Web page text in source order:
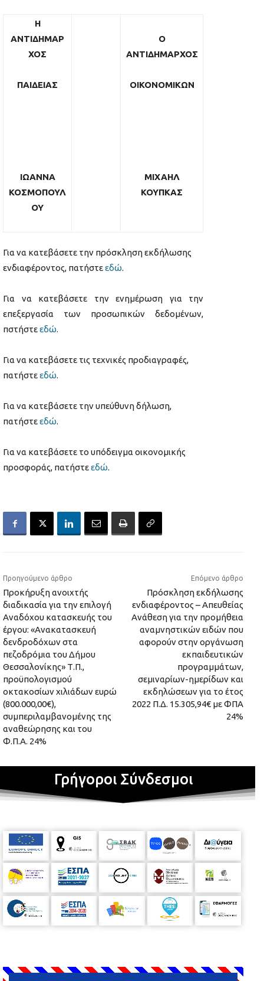
Η
ΑΝΤΙΔΗΜΑΡ
ΧΟΣ
ΠΑΙΔΕΙΑΣ
ΙΩΑΝΝΑ
ΚΟΣΜΟΠΟΥΛ
ΟΥ
Ο
ΑΝΤΙΔΗΜΑΡΧΟΣ
ΟΙΚΟΝΟΜΙΚΩΝ
ΜΙΧΑΗΛ
ΚΟΥΠΚΑΣ
Για να κατεβάσετε την πρόσκληση εκδήλωσης
ενδιαφέροντος, πατήστεεδώ.
Για να κατεβάσετε την ενημέρωση για την
επεξεργασία των προσωπικών δεδομένων,
πστήστεεδώ.
Για να κατεβάσετε τις τεχνικές προδιαγραφές,
πατήστεεδώ.
Για να κατεβάσετε την υπεύθυνη δήλωση,
πατήστεεδώ.
Για να κατεβάσετε το υπόδειγμα οικονομικής
προσφοράς, πατήστεεδώ.
Προηγούμενο άρθρο
Προκήρυξη ανοιχτής
διαδικασία για την επιλογή
Αναδόχου κατασκευής του
έργου: «Ανακατασκευή
δενδροδόχων στα
πεζοδρόμια του Δήμου
Θεσσαλονίκης» Τ.Π.,
προϋπολογισμού
οκτακοσίων χιλιάδων ευρώ
(800.000,00€),
συμπεριλαμβανομένης της
αναθεώρησης και του
Φ.Π.Α. 24%
Επόμενο άρθρο
Πρόσκληση εκδήλωσης
ενδιαφέροντος – Απευθείας
Ανάθεση για την προμήθεια
αναμνηστικών ειδών που
αφορούν στην οργάνωση
εκπαιδευτικών
προγραμμάτων,
σεμιναρίων-ημερίδων και
εκδηλώσεων για το έτος
2022 Π.Δ. 15.305,94€ με ΦΠΑ
24%
Γρήγοροι Σύνδεσμοι